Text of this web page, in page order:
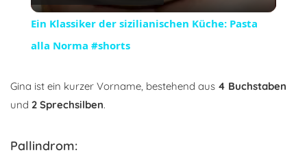
Ein Klassiker der sizilianischen Küche: Pasta
alla Norma #shorts
Gina ist ein kurzer Vorname, bestehend aus 4 Buchstaben
und 2 Sprechsilben.
Pallindrom: